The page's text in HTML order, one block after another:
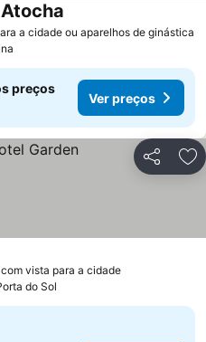
a cidade ou aparelhos de ginástica
preços
Ver preços
Partilhar
vista para a cidade
do Sol